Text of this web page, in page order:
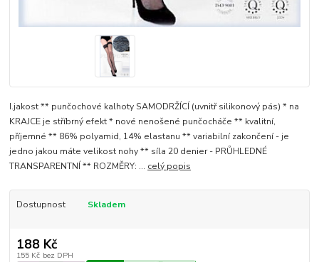
I.jakost ** punčochové kalhoty SAMODRŽÍCÍ (uvnitř silikonový pás) * na
KRAJCE je stříbrný efekt * nové nenošené punčocháče ** kvalitní,
příjemné ** 86% polyamid, 14% elastanu ** variabilní zakončení - je
jedno jakou máte velikost nohy ** síla 20 denier - PRŮHLEDNÉ
TRANSPARENTNÍ ** ROZMĚRY: ... celý popis
Dostupnost Skladem
188 Kč
155 Kč bez DPH